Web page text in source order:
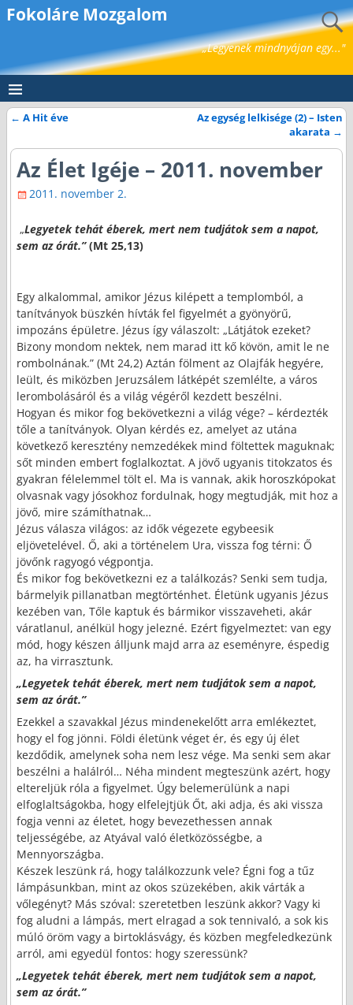
Fokoláre Mozgalom
„Legyenek mindnyájan egy..."
← A Hit éve
Az egység lelkisége (2) – Isten
akarata →
Az Élet Igéje – 2011. november
2011. november 2.
„Legyetek tehát éberek, mert nem tudjátok sem a napot,
sem az órát.” (Mt, 25,13)
Egy alkalommal, amikor Jézus kilépett a templomból, a
tanítványok büszkén hívták fel figyelmét a gyönyörű,
impozáns épületre. Jézus így válaszolt: „Látjátok ezeket?
Bizony mondom nektek, nem marad itt kő kövön, amit le ne
rombolnának.” (Mt 24,2) Aztán fölment az Olajfák hegyére,
leült, és miközben Jeruzsálem látképét szemlélte, a város
lerombolásáról és a világ végéről kezdett beszélni.
Hogyan és mikor fog bekövetkezni a világ vége? – kérdezték
tőle a tanítványok. Olyan kérdés ez, amelyet az utána
következő keresztény nemzedékek mind föltettek maguknak;
sőt minden embert foglalkoztat. A jövő ugyanis titokzatos és
gyakran félelemmel tölt el. Ma is vannak, akik horoszkópokat
olvasnak vagy jósokhoz fordulnak, hogy megtudják, mit hoz a
jövő, mire számíthatnak…
Jézus válasza világos: az idők végezete egybeesik
eljövetelével. Ő, aki a történelem Ura, vissza fog térni: Ő
jövőnk ragyogó végpontja.
És mikor fog bekövetkezni ez a találkozás? Senki sem tudja,
bármelyik pillanatban megtörténhet. Életünk ugyanis Jézus
kezében van, Tőle kaptuk és bármikor visszaveheti, akár
váratlanul, anélkül hogy jelezné. Ezért figyelmeztet: van egy
mód, hogy készen álljunk majd arra az eseményre, éspedig
az, ha virrasztunk.
„Legyetek tehát éberek, mert nem tudjátok sem a napot,
sem az órát.”
Ezekkel a szavakkal Jézus mindenekelőtt arra emlékeztet,
hogy el fog jönni. Földi életünk véget ér, és egy új élet
kezdődik, amelynek soha nem lesz vége. Ma senki sem akar
beszélni a halálról… Néha mindent megteszünk azért, hogy
eltereljük róla a figyelmet. Úgy belemerülünk a napi
elfoglaltságokba, hogy elfelejtjük Őt, aki adja, és aki vissza
fogja venni az életet, hogy bevezethessen annak
teljességébe, az Atyával való életközösségbe, a
Mennyországba.
Készek leszünk rá, hogy találkozzunk vele? Égni fog a tűz
lámpásunkban, mint az okos szüzekében, akik várták a
vőlegényt? Más szóval: szeretetben leszünk akkor? Vagy ki
fog aludni a lámpás, mert elragad a sok tennivaló, a sok kis
múló öröm vagy a birtoklásvágy, és közben megfeledkezünk
arról, ami egyedül fontos: hogy szeressünk?
„Legyetek tehát éberek, mert nem tudjátok sem a napot,
sem az órát.”